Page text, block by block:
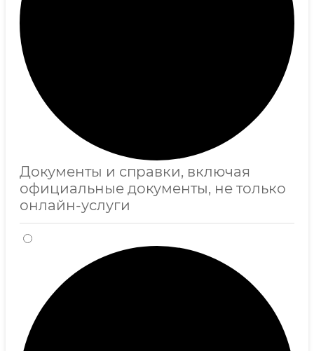
Документы и справки, включая
официальные документы, не только
онлайн-услуги